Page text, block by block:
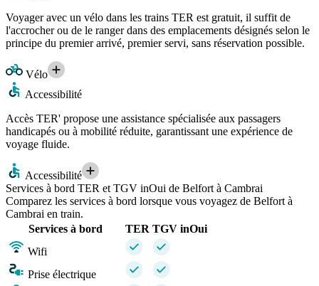
Voyager avec un vélo dans les trains TER est gratuit, il suffit de
l'accrocher ou de le ranger dans des emplacements désignés selon le
principe du premier arrivé, premier servi, sans réservation possible.
Vélo
Accessibilité
Accès TER' propose une assistance spécialisée aux passagers
handicapés ou à mobilité réduite, garantissant une expérience de
voyage fluide.
Accessibilité
Services à bord TER et TGV inOui de Belfort à Cambrai
Comparez les services à bord lorsque vous voyagez de Belfort à
Cambrai en train.
Services à bord
TER TGV inOui
Wifi
Prise électrique